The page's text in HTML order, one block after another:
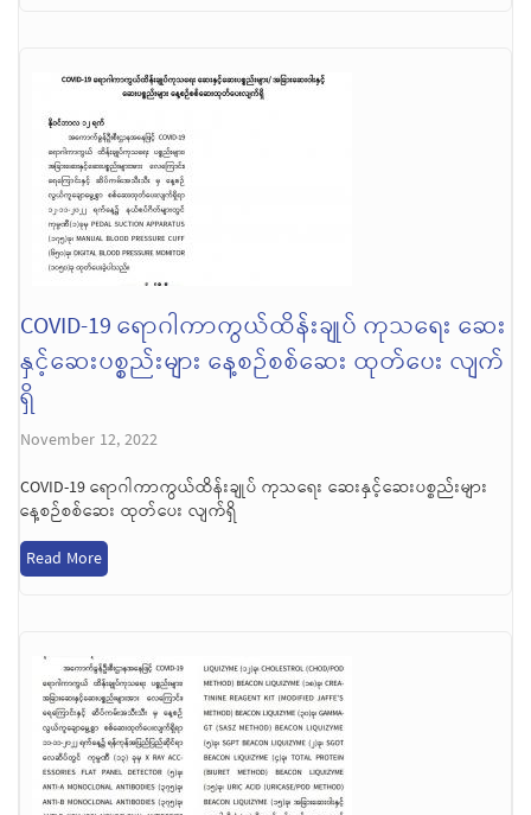
COVID-19 ရောဂါကာကွယ်ထိန်းချုပ် ကုသရေး ဆေး
နှင့်ဆေးပစ္စည်းများ နေ့စဉ်စစ်ဆေး ထုတ်ပေး လျက်
ရှိ
November 12, 2022
COVID-19 ရောဂါကာကွယ်ထိန်းချုပ် ကုသရေး ဆေးနှင့်ဆေးပစ္စည်းများ
နေ့စဉ်စစ်ဆေး ထုတ်ပေး လျက်ရှိ
Read More